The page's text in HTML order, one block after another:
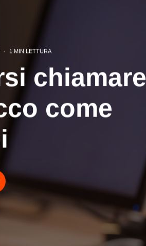
· 1 MIN LETTURA
chiamare
come